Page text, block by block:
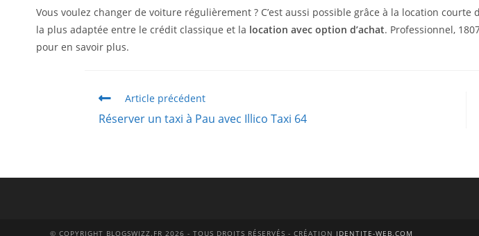
Vous voulez changer de voiture régulièrement ? C’est aussi possible grâce à la location
la plus adaptée entre le crédit classique et la location avec option d’achat. Professionnel,
pour en savoir plus.
Article précédent
Réserver un taxi à Pau avec Illico Taxi 64
© COPYRIGHT BLOGSWIZZ.FR 2026 - TOUS DROITS RÉSERVÉS - CRÉATION IDENTITE-WEB.COM